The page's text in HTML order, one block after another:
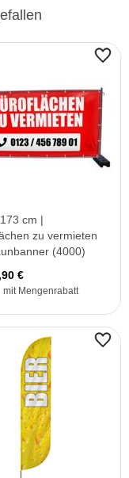
cm |
zu vermieten
(4000)
€
mit Mengenrabatt